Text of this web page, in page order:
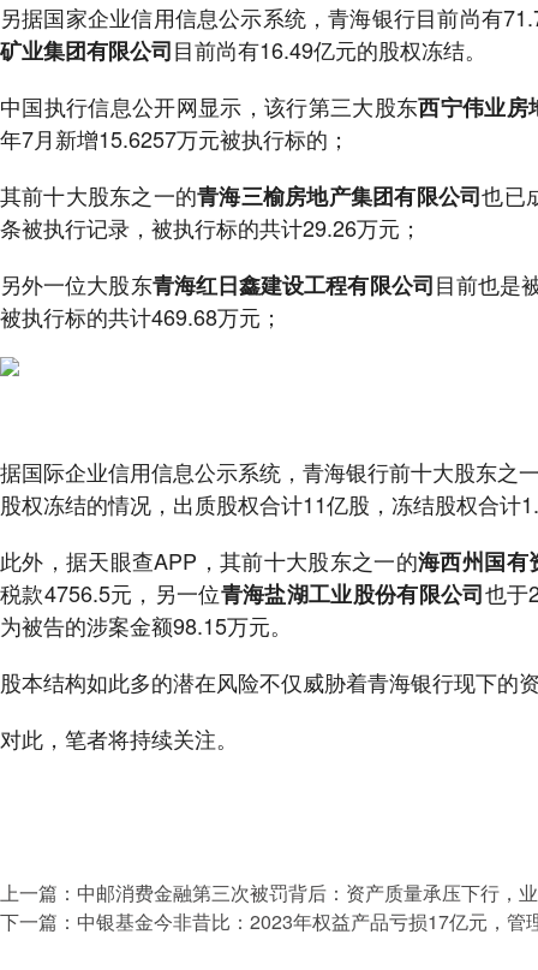
另据国家企业信用信息公示系统，青海银行目前尚有
矿业集团有限公司目前尚有16.49亿元的股权冻结。
中国执行信息公开网显示，该行第三大股东西宁伟业房
年7月新增15.6257万元被执行标的；
其前十大股东之一的青海三榆房地产集团有限公司也已
条被执行记录，被执行标的共计29.26万元；
另外一位大股东青海红日鑫建设工程有限公司目前也是
被执行标的共计469.68万元；
据国际企业信用信息公示系统，青海银行前十大股东之
股权冻结的情况，出质股权合计11亿股，冻结股权合计
此外，据天眼查APP，其前十大股东之一的海西州国有
税款4756.5元，另一位青海盐湖工业股份有限公司也于
为被告的涉案金额98.15万元。
股本结构如此多的潜在风险不仅威胁着青海银行现下的
对此，笔者将持续关注。
上一篇： 中邮消费金融第三次被罚背后：资产质量承压下行，
下一篇： 中银基金今非昔比：2023年权益产品亏损17亿元，管